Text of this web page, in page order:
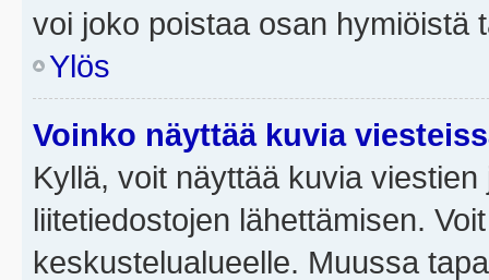
voi joko poistaa osan hymiöistä
Ylös
Voinko näyttää kuvia
Kyllä, voit näyttää kuvia
liitetiedostojen lähettämisen.
keskustelualueelle. Muussa